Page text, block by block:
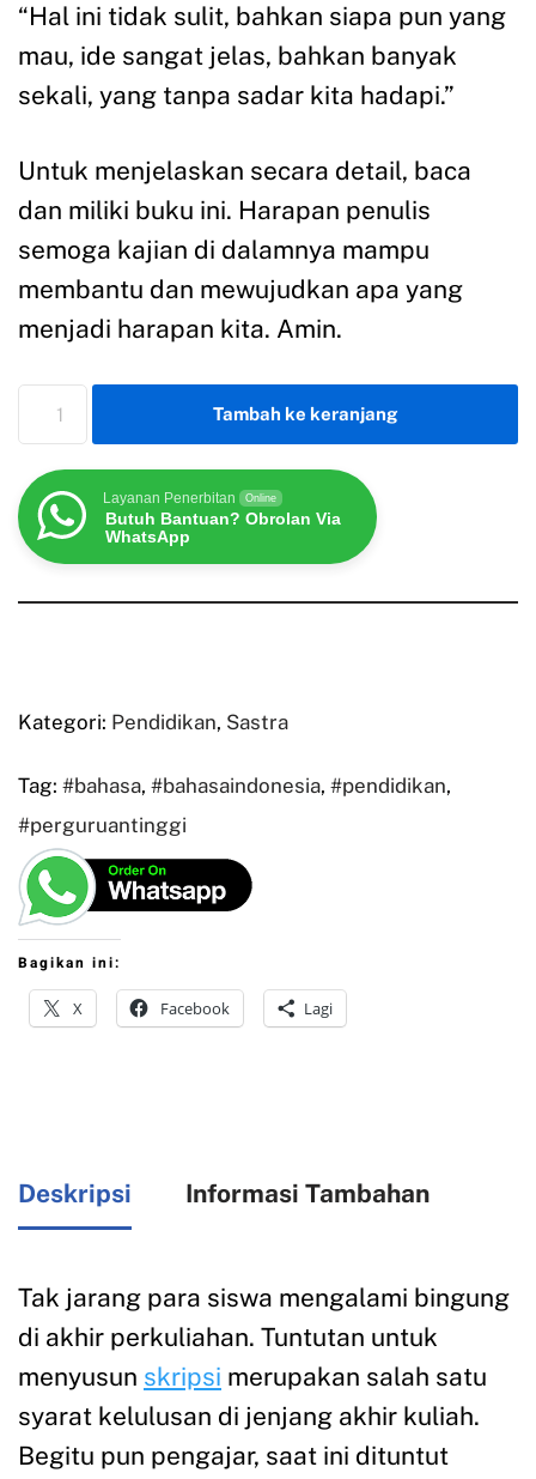
“Hal ini tidak sulit, bahkan siapa pun yang
mau, ide sangat jelas, bahkan banyak
sekali, yang tanpa sadar kita hadapi.”
Untuk menjelaskan secara detail, baca
dan miliki buku ini. Harapan penulis
semoga kajian di dalamnya mampu
membantu dan mewujudkan apa yang
menjadi harapan kita. Amin.
Tambah ke keranjang
Layanan Penerbitan Online
Butuh Bantuan? Obrolan Via
WhatsApp
Kategori: Pendidikan, Sastra
Tag: #bahasa, #bahasaindonesia, #pendidikan,
#perguruantinggi
Bagikan ini:
X Facebook Lagi
Deskripsi Informasi Tambahan
Tak jarang para siswa mengalami bingung
di akhir perkuliahan. Tuntutan untuk
menyusun skripsi merupakan salah satu
syarat kelulusan di jenjang akhir kuliah.
Begitu pun pengajar, saat ini dituntut